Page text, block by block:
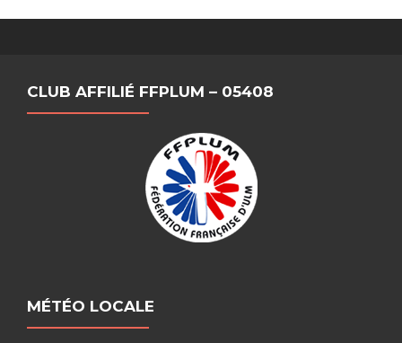
CLUB AFFILIÉ FFPLUM – 05408
MÉTÉO LOCALE